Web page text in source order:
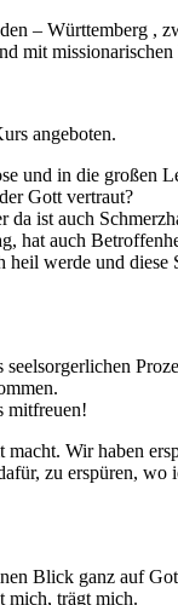
– Württemberg ,
mit
angeboten.
und in die großen
Gott vertraut?
ist auch
hat auch
werde und
mitfreuen!
Wir haben
zu erspüren,
Blick ganz auf
mich, trägt mich.